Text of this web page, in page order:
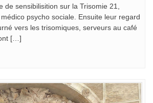
de sensibilisition sur la Trisomie 21,
psycho sociale. Ensuite leur regard
vers les trisomiques, serveurs au café
[…]